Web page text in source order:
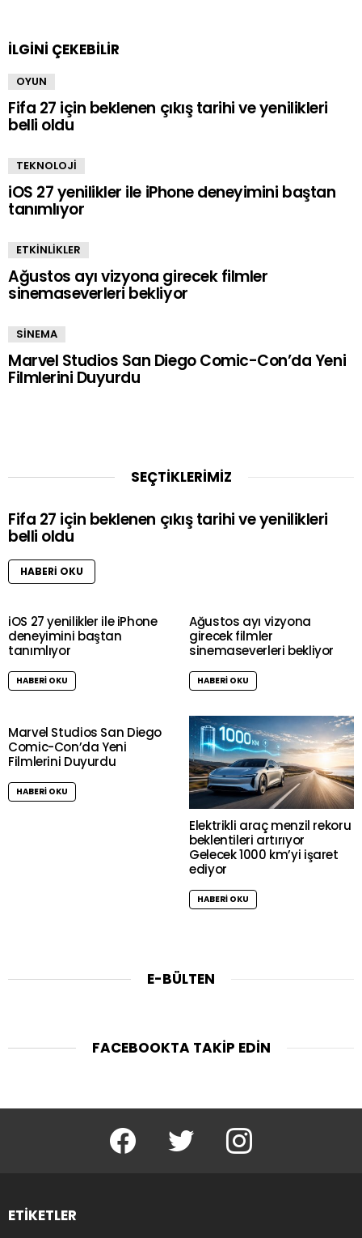
İLGİNİ ÇEKEBİLİR
OYUN
Fifa 27 için beklenen çıkış tarihi ve yenilikleri
belli oldu
TEKNOLOJİ
iOS 27 yenilikler ile iPhone deneyimini baştan
tanımlıyor
ETKİNLİKLER
Ağustos ayı vizyona girecek filmler
sinemaseverleri bekliyor
SİNEMA
Marvel Studios San Diego Comic-Con’da Yeni
Filmlerini Duyurdu
SEÇTİKLERİMİZ
Fifa 27 için beklenen çıkış tarihi ve yenilikleri
belli oldu
HABERI OKU
iOS 27 yenilikler ile iPhone
deneyimini baştan
tanımlıyor
HABERI OKU
Ağustos ayı vizyona
girecek filmler
sinemaseverleri bekliyor
HABERI OKU
Marvel Studios San Diego
Comic-Con’da Yeni
Filmlerini Duyurdu
HABERI OKU
Elektrikli araç menzil rekoru
beklentileri artırıyor
Gelecek 1000 km’yi işaret
ediyor
HABERI OKU
E-BÜLTEN
FACEBOOKTA TAKIP EDIN
facebook twitter instagram
ETIKETLER